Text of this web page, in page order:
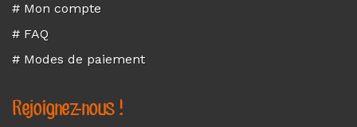
# Mon compte
# FAQ
# Modes de paiement
Rejoignez-nous !